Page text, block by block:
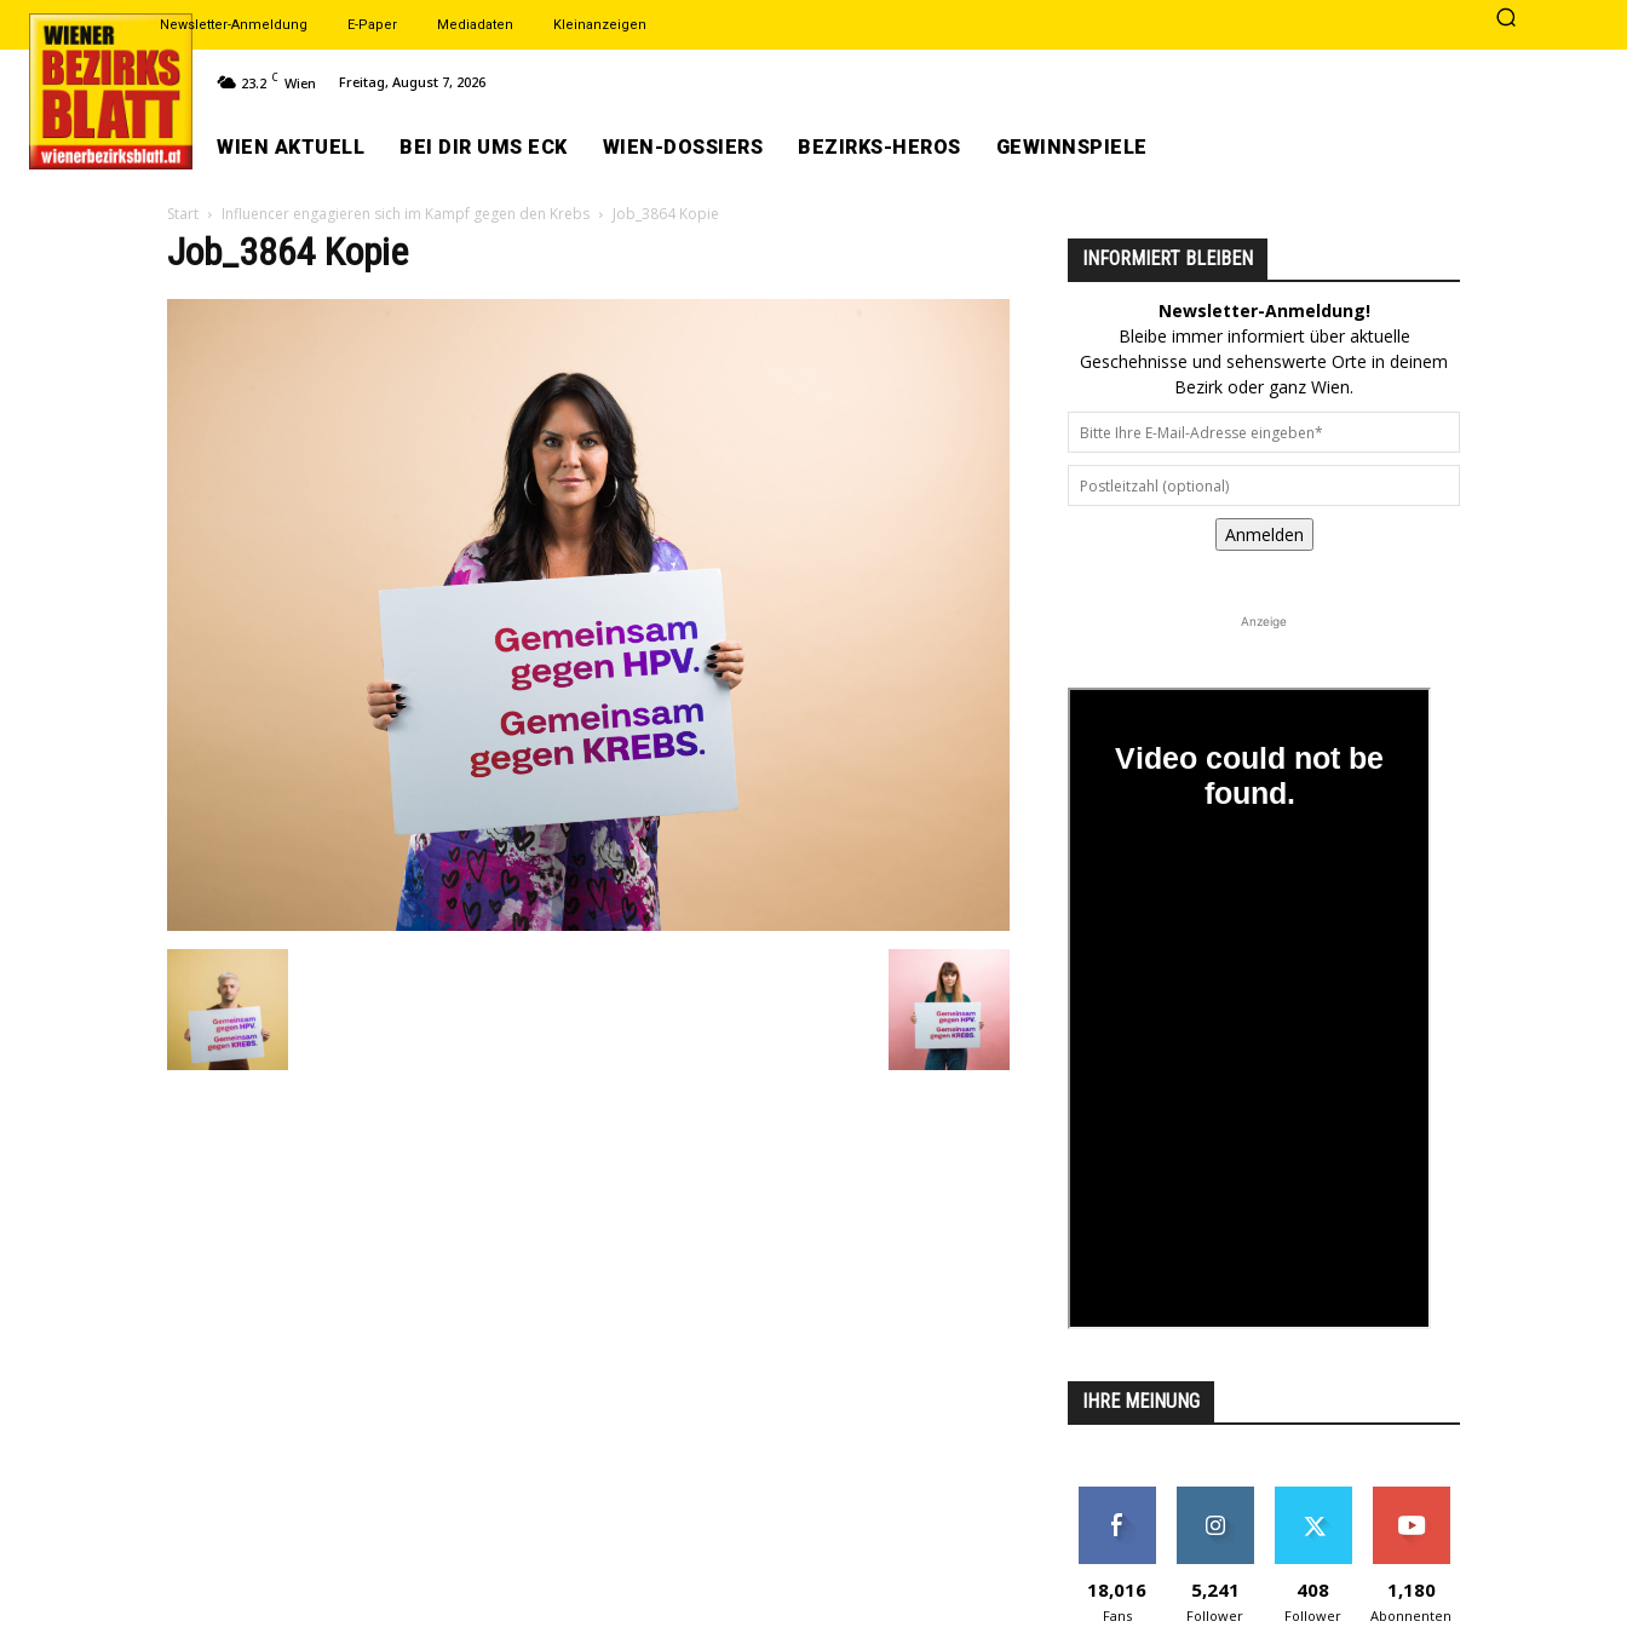
Newsletter-Anmeldung E-Paper Mediadaten Kleinanzeigen
23.2 C Wien Freitag, August 7, 2026
WIEN AKTUELL BEI DIR UMS ECK WIEN-DOSSIERS BEZIRKS-HEROS GEWINNSPIELE
Start Influencer engagieren sich im Kampf gegen den Krebs Job_3864 Kopie
Job_3864 Kopie INFORMIERT BLEIBEN
Newsletter-Anmeldung!
Bleibe immer informiert über aktuelle
Geschehnisse und sehenswerte Orte in deinem
Bezirk oder ganz Wien.
Anmelden
Anzeige
IHRE MEINUNG
18,016
Fans
5,241
Follower
408
Follower
1,180
Abonnenten